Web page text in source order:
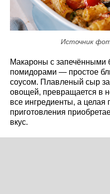
Источник
Макароны с запечёнными
помидорами — простое
соусом. Плавленый сыр
овощей, превращается в
все ингредиенты, а целая
приготовления
вкус.